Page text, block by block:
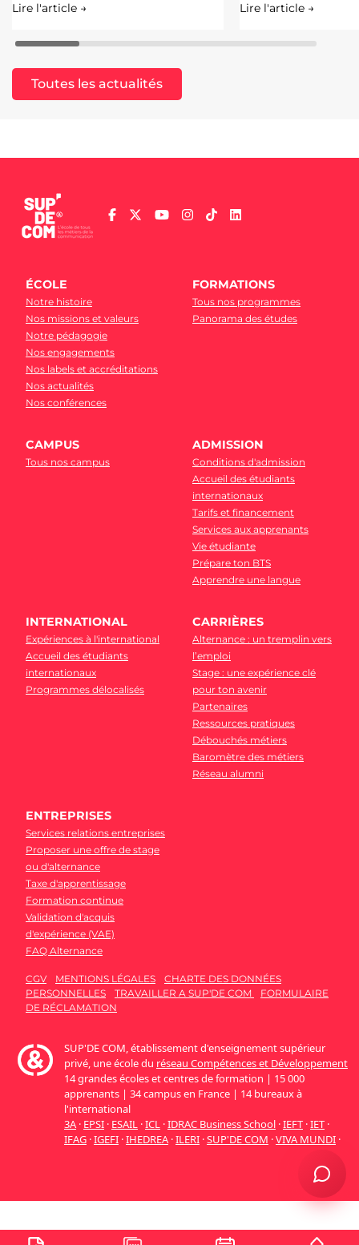
Lire l'article →
Lire l'article →
Toutes les actualités
ÉCOLE
Notre histoire
Nos missions et valeurs
Notre pédagogie
Nos engagements
Nos labels et accréditations
Nos actualités
Nos conférences
FORMATIONS
Tous nos programmes
Panorama des études
CAMPUS
Tous nos campus
ADMISSION
Conditions d'admission
Accueil des étudiants
internationaux
Tarifs et financement
Services aux apprenants
Vie étudiante
Prépare ton BTS
Apprendre une langue
INTERNATIONAL
Expériences à l'international
Accueil des étudiants
internationaux
Programmes délocalisés
CARRIÈRES
Alternance : un tremplin vers
l’emploi
Stage : une expérience clé
pour ton avenir
Partenaires
Ressources pratiques
Débouchés métiers
Baromètre des métiers
Réseau alumni
ENTREPRISES
Services relations entreprises
Proposer une offre de stage
ou d'alternance
Taxe d'apprentissage
Formation continue
Validation d'acquis
d'expérience (VAE)
FAQ Alternance
CGV MENTIONS LÉGALES
CHARTE DES DONNÉES
PERSONNELLES
TRAVAILLER A SUP'DE COM
FORMULAIRE
DE RÉCLAMATION